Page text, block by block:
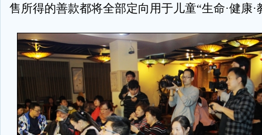
售所得的善款都将全部定向用于儿童“生命·健康·